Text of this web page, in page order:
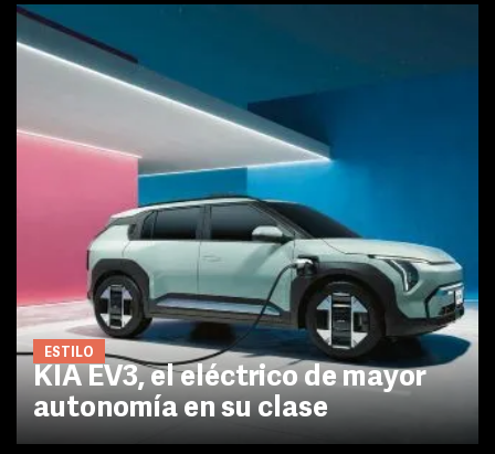
ESTILO
KIA EV3, el eléctrico de mayor
autonomía en su clase